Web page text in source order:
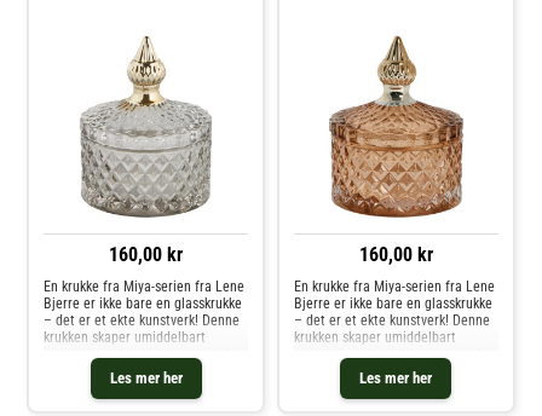
160,00 kr
Les mer her
En krukke fra Miya-serien fra Lene
Bjerre er ikke bare en glasskrukke
– det er et ekte kunstverk! Denne
krukken skaper umiddelbart
oppmerksomhet i hjemmet med
sitt elegante design og unike
glassmønstre. Den er ikke bare et
dekorativt element, men ogs
160,00 kr
Les mer her
En krukke fra Miya-serien fra Lene
Bjerre er ikke bare en glasskrukke
– det er et ekte kunstverk! Denne
krukken skaper umiddelbart
oppmerksomhet i hjemmet med
sitt elegante design og unike
glassmønstre. Den er ikke bare et
dekorativt element, men ogs